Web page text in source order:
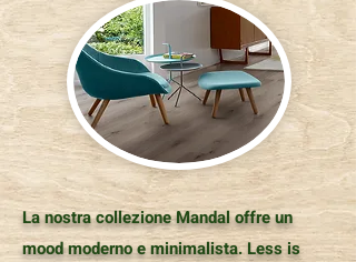
La nostra collezione Mandal offre un
mood moderno e minimalista. Less is